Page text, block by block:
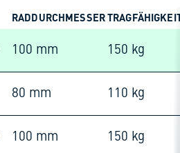
RADDURCHMESSER
100 mm 150 kg
80 mm 110 kg
100 mm 150 kg